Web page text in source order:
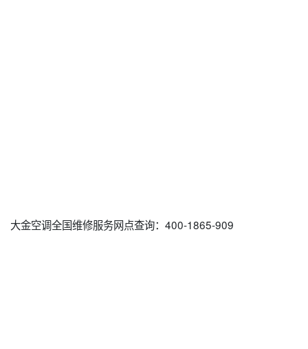
大金空调全国维修服务网点查询：400-1865-909